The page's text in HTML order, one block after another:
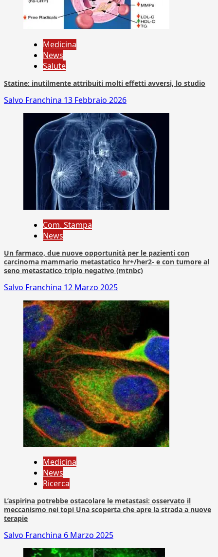
Medicina
News
Salute
Statine: inutilmente attribuiti molti effetti avversi, lo studio
Salvo Franchina 13 Febbraio 2026
Com. Stampa
News
Un farmaco, due nuove opportunità per le pazienti con
carcinoma mammario metastatico hr+/her2- e con tumore al
seno metastatico triplo negativo (mtnbc)
Salvo Franchina 12 Marzo 2025
Medicina
News
Ricerca
L’aspirina potrebbe ostacolare le metastasi: osservato il
meccanismo nei topi Una scoperta che apre la strada a nuove
terapie
Salvo Franchina 6 Marzo 2025